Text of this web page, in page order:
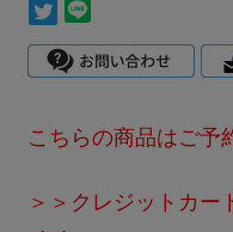
こちらの商品はご予
＞＞クレジットカー